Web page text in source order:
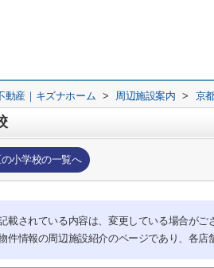
動産｜キズナホーム > 周辺施設案内 > 京
小学校の一覧へ
載されている内容は、変更している場合がご
件情報の周辺施設紹介のページであり、各